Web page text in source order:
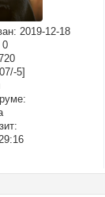
: 2019-12-18
0
5]